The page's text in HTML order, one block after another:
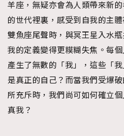
羊座，無疑亦會為人類帶來新
的世代裡裏，感受到自我的主
雙魚座尾聲時，與冥王星入水
我的定義變得更糢糊失焦。每
產生了無數的「我」，這些「
是真正的自己？而當我們受爆
所充斥時，我們尚可如何確立
真我？